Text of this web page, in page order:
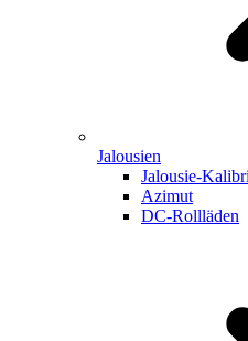
Jalousien
Jalousie-
Azimut
DC-Rollläden